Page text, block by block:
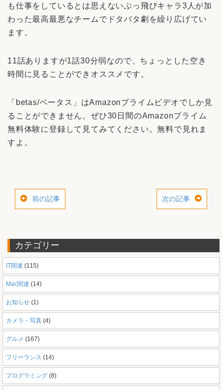
も仕事をしているとは思えないぶっ飛びキャラ3人が加
わった最高最悪なチームでドタバタ劇を繰り広げてい
ます。
11話ありますが1話30分弱なので、ちょっとした空き
時間に見ることができオススメです。
「betas/ベータス」はAmazonプライムビデオでしか見
ることができません。ぜひ30日間のAmazonプライム
無料体験に登録して見てみてください。無料で見れま
すよ。
前の記事 次の記事
カテゴリー
IT関連 (115)
Mac関連 (14)
お知らせ (1)
カメラ・写真 (4)
グルメ (167)
フリーランス (14)
プログラミング (8)